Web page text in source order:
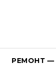
РЕМОНТ —